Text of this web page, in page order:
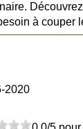
à couper
2020